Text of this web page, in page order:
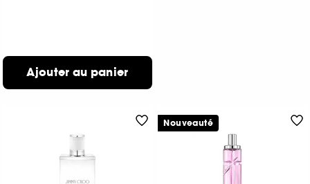
Ajouter au panier
Nouveauté